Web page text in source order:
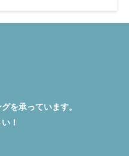
bar a { flex: 1;
0.9; } /* スマホ最適化
bar { padding: 10px 8px;
size: 14px; padding: 12px
容や機種別料金も掲載して
p { font-size: 16px; margin-
block .price-button {
#FF6600; /* オレンジ色
リーニングをご依頼いただ
す。 不動産売却時に、生
ち。特にドラム式洗濯機
内部に残ってしまうことも
を承っています。
！